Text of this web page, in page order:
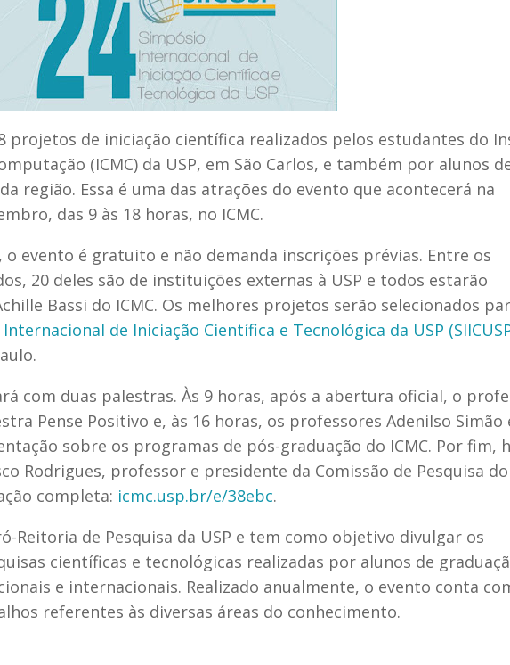
projetos de iniciação científica realizados pelos estudantes do
(ICMC) da USP, em São Carlos, e também por alunos
região. Essa é uma das atrações do evento que acontecerá na
das 9 às 18 horas, no ICMC.
evento é gratuito e não demanda inscrições prévias. Entre os
20 deles são de instituições externas à USP e todos estarão
Bassi do ICMC. Os melhores projetos serão selecionados
de Iniciação Científica e Tecnológica da USP
com duas palestras. Às 9 horas, após a abertura oficial, o
Pense Positivo e, às 16 horas, os professores Adenilso Simão
sobre os programas de pós-graduação do ICMC. Por fim,
Rodrigues, professor e presidente da Comissão de Pesquisa do
completa: icmc.usp.br/e/38ebc.
Reitoria de Pesquisa da USP e tem como objetivo divulgar os
científicas e tecnológicas realizadas por alunos de
e internacionais. Realizado anualmente, o evento conta
referentes às diversas áreas do conhecimento.